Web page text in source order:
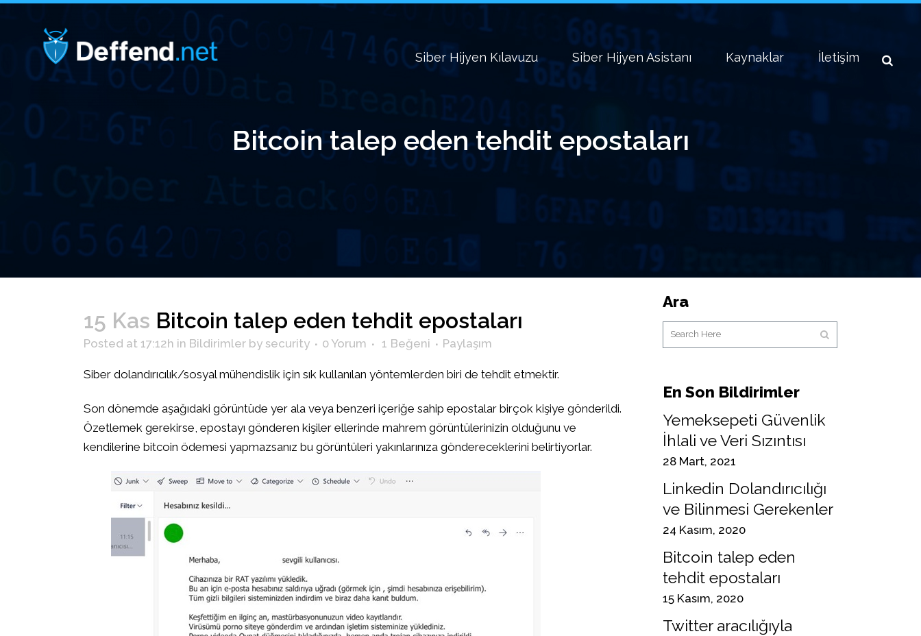
Siber Hijyen Kılavuzu Siber Hijyen Asistanı Kaynaklar İletişim
Bitcoin talep eden tehdit epostaları
15 Kas Bitcoin talep eden tehdit epostaları
Posted at 17:12h in Bildirimler by security 0 Yorum 1 Beğeni Paylaşım
Siber dolandırıcılık/sosyal mühendislik için sık kullanılan yöntemlerden biri de tehdit etmektir.
Son dönemde aşağıdaki görüntüde yer ala veya benzeri içeriğe sahip epostalar birçok kişiye gönderildi.
Özetlemek gerekirse, epostayı gönderen kişiler ellerinde mahrem görüntülerinizin olduğunu ve
kendilerine bitcoin ödemesi yapmazsanız bu görüntüleri yakınlarınıza göndereceklerini belirtiyorlar.
Ara
En Son Bildirimler
Yemeksepeti Güvenlik
İhlali ve Veri Sızıntısı
28 Mart, 2021
Linkedin Dolandırıcılığı
ve Bilinmesi Gerekenler
24 Kasım, 2020
Bitcoin talep eden
tehdit epostaları
15 Kasım, 2020
Twitter aracılığıyla